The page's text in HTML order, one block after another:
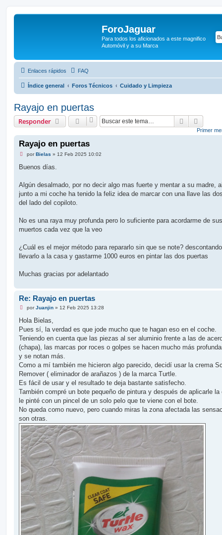
ForoJaguar
Para todos los aficionados a este magnifico
Automóvil y a su Marca
Enlaces rápidos FAQ
Índice general Foros Técnicos Cuidado y Limpieza
Rayajo en puertas
Responder Buscar
Primer
Rayajo en puertas
M
n
j
e
s
i
e
r
porBielas » 12 Feb 2025 10:02
Buenos días.
Algún desalmado, por no decir algo mas fuerte y mentar a su madre,
junto a mi coche ha tenido la feliz idea de marcar con una llave las
del lado del copiloto.
No es una raya muy profunda pero lo suficiente para acordarme de sus
muertos cada vez que la veo
¿Cuál es el mejor método para repararlo sin que se note?
llevarlo a la casa y gastarme 1000 euros en pintar las dos puertas
Muchas gracias por adelantado
Re: Rayajo en puertas
M
n
a
j
s
i
l
e
r
porJuanjin» 12 Feb 2025 13:28
Hola Bielas,
Pues sí, la verdad es que jode mucho que te hagan eso en el coche.
Teniendo en cuenta que las piezas al ser aluminio frente a las de
(chapa), las marcas por roces o golpes se hacen mucho más
y se notan más.
Como a mí también me hicieron algo parecido, decidí usar la crema
Remover ( eliminador de arañazos ) de la marca Turtle.
Es fácil de usar y el resultado te deja bastante satisfecho.
También compré un bote pequeño de pintura y después de aplicarle la
le pinté con un pincel de un solo pelo que te viene con el bote.
No queda como nuevo, pero cuando miras la zona afectada las
son otras.